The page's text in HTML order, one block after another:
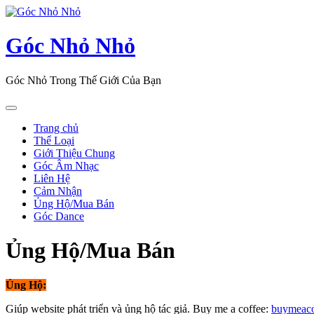
Skip
content
Góc Nhỏ Nhỏ
Góc Nhỏ Trong Thế Giới Của Bạn
Open
ButtonTrang chủ
Thể Loại
Giới Thiệu Chung
Góc Âm Nhạc
Liên Hệ
Cảm Nhận
Ủng Hộ/Mua Bán
Góc Dance
Close
Button
Ủng Hộ/Mua Bán
Ủng Hộ:
Giúp website phát triển và ủng hộ tác giả. Buy me a coffee: